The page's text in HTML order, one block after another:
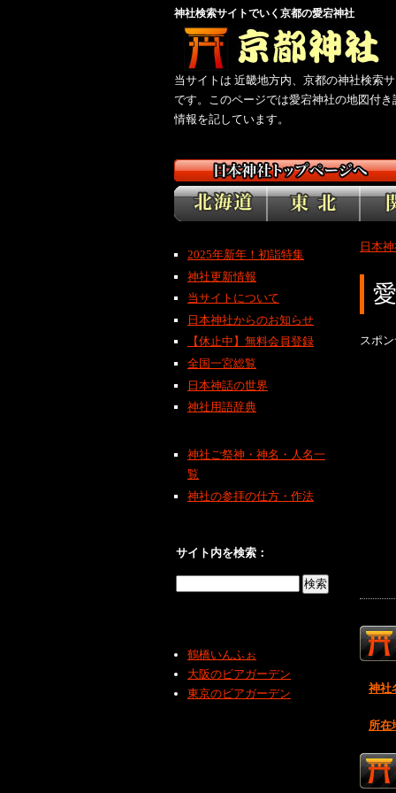
神社検索サイトでいく京都の愛宕神社
当サイトは 近畿地方内、京都の神社検索
です。このページでは愛宕神社の地図付き
情報を記しています。
日本
スポ
神社
所在
2025年新年！初詣特集
神社更新情報
当サイトについて
日本神社からのお知らせ
【休止中】無料会員登録
全国一宮総覧
日本神話の世界
神社用語辞典
神社ご祭神・神名・人名一
覧
神社の参拝の仕方・作法
サイト内を検索：
鶴橋いんふぉ
大阪のビアガーデン
東京のビアガーデン